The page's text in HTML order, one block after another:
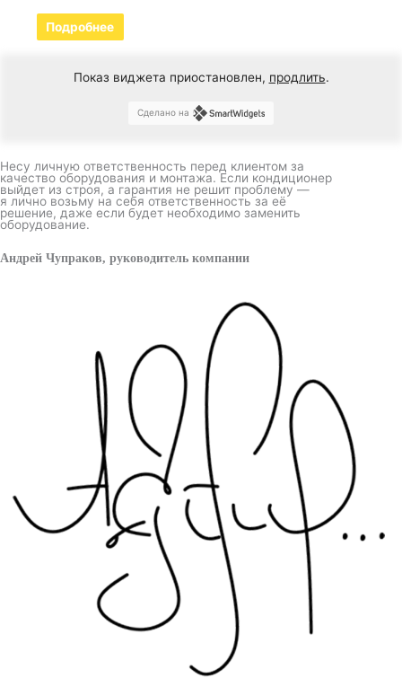
Подробнее
Показ виджета приостановлен, продлить.
Сделано на
Несу личную ответственность перед клиентом за
качество оборудования и монтажа. Если кондиционер
выйдет из строя, а гарантия не решит проблему —
я лично возьму на себя ответственность за её
решение, даже если будет необходимо заменить
оборудование.
Андрей Чупраков, руководитель компании